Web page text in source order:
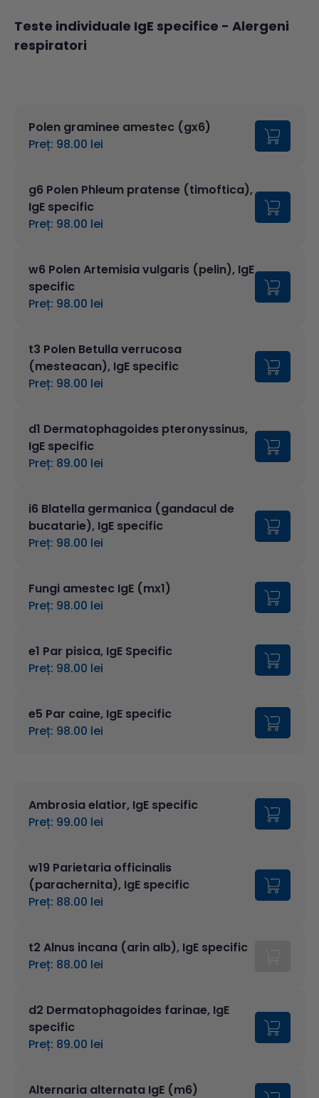
Teste individuale IgE specifice - Alergeni
respiratori
Polen graminee amestec (gx6)
Preț: 98.00 lei
g6 Polen Phleum pratense (timoftica),
IgE specific
Preț: 98.00 lei
w6 Polen Artemisia vulgaris (pelin), IgE
specific
Preț: 98.00 lei
t3 Polen Betulla verrucosa
(mesteacan), IgE specific
Preț: 98.00 lei
d1 Dermatophagoides pteronyssinus,
IgE specific
Preț: 89.00 lei
i6 Blatella germanica (gandacul de
bucatarie), IgE specific
Preț: 98.00 lei
Fungi amestec IgE (mx1)
Preț: 98.00 lei
e1 Par pisica, IgE Specific
Preț: 98.00 lei
e5 Par caine, IgE specific
Preț: 98.00 lei
Ambrosia elatior, IgE specific
Preț: 99.00 lei
w19 Parietaria officinalis
(parachernita), IgE specific
Preț: 88.00 lei
t2 Alnus incana (arin alb), IgE specific
Preț: 88.00 lei
d2 Dermatophagoides farinae, IgE
specific
Preț: 89.00 lei
Alternaria alternata IgE (m6)